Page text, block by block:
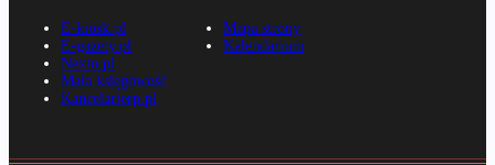
E-kiosk.pl
E-gazety.pl
Nexto.pl
Mała księgowość
Kancelarierp.pl
Mapa strony
Kalendarium